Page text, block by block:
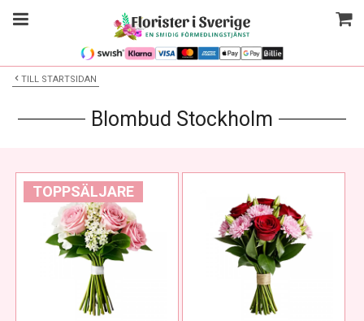
TILL STARTSIDAN
Blombud Stockholm
TOPPSÄLJARE